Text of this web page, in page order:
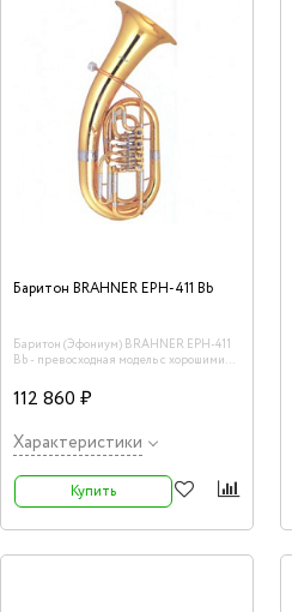
Баритон BRAHNER EPH-411 Bb
Баритон (Эфониум) BRAHNER EPH-411
Bb - превосходная модель с хорошими
мягким звучанием. В комплекте -
мундштук и фирменный кейс.
112 860 ₽
Характеристики
Купить